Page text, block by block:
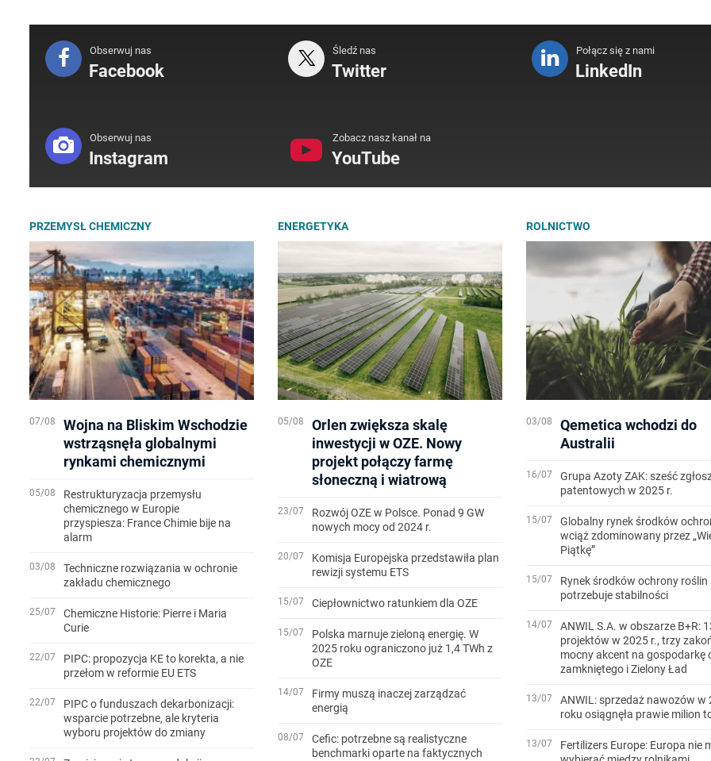
Obserwuj nas
Facebook
Śledź nas
Twitter
Połącz się z nami
LinkedIn
Obserwuj nas
Instagram
Zobacz nasz kanał na
YouTube
PRZEMYSŁ CHEMICZNY
07/08
Wojna na Bliskim Wschodzie
wstrząsnęła globalnymi
rynkami chemicznymi
05/08
Restrukturyzacja przemysłu
chemicznego w Europie
przyspiesza: France Chimie bije na
alarm
03/08
Techniczne rozwiązania w ochronie
zakładu chemicznego
25/07
Chemiczne Historie: Pierre i Maria
Curie
22/07
PIPC: propozycja KE to korekta, a nie
przełom w reformie EU ETS
22/07
PIPC o funduszach dekarbonizacji:
wsparcie potrzebne, ale kryteria
wyboru projektów do zmiany
ENERGETYKA
05/08
Orlen zwiększa skalę
inwestycji w OZE. Nowy
projekt połączy farmę
słoneczną i wiatrową
23/07
Rozwój OZE w Polsce. Ponad 9 GW
nowych mocy od 2024 r.
20/07
Komisja Europejska przedstawiła plan
rewizji systemu ETS
15/07 Ciepłownictwo ratunkiem dla OZE
15/07
Polska marnuje zieloną energię. W
2025 roku ograniczono już 1,4 TWh z
OZE
14/07
Firmy muszą inaczej zarządzać
energią
08/07
Cefic: potrzebne są realistyczne
benchmarki oparte na faktycznych
ROLNICTWO
03/08
Qemetica wchodzi do
Australii
16/07
Grupa Azoty ZAK: sześć
patentowych w 2025 r.
15/07
Globalny rynek środków
wciąż zdominowany przez
Piątkę”
15/07
Rynek środków ochrony roślin
potrzebuje stabilności
14/07
ANWIL S.A. w obszarze B+R:
projektów w 2025 r., trzy
mocny akcent na gospodarkę
zamkniętego i Zielony Ład
13/07
ANWIL: sprzedaż nawozów w
roku osiągnęła prawie milion
13/07
Fertilizers Europe: Europa nie